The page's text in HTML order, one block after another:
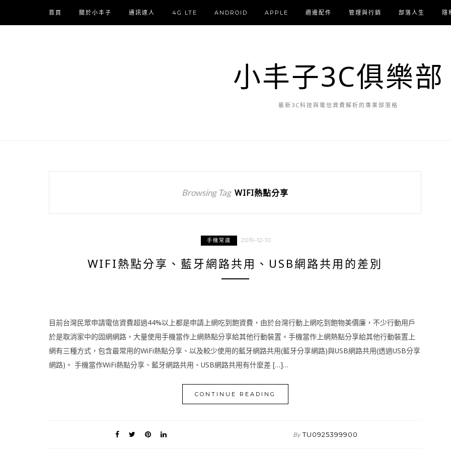
首頁 關於小丰子 通訊達人 4G LTE ANDROID APPLE 週邊配件 管理與行銷 部落人生 隱
小丰子3C俱樂部
最新3C科技與電信資費解析的專業部落格
Browsing Tag WIFI熱點分享
手機常識 2019-12-10
WIFI熱點分享、藍牙網路共用、USB網路共用的差別
目前台灣民眾申請電信資費超過44%以上都是申請上網吃到飽資費，由於台灣行動上網吃到飽物美價廉，不少行動用戶
於是取消家中的固網網路，大量使用手機當作上網熱點分享給其他行動裝置。手機當作上網熱點分享給其他行動裝置上
網有三種方式，包含最常用的WiFi熱點分享、以及較少使用的藍牙網路共用(藍牙分享網路)與USB網路共用(透過USB分享
網路)。 手機當作WiFi熱點分享、藍牙網路共用、USB網路共用有什麼差 […]…
CONTINUE READING
By TU0925399900